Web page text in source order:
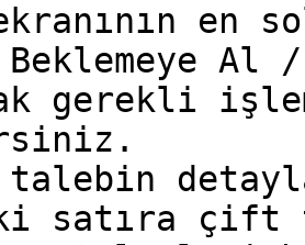
en
Al
gerekli
satıra çift